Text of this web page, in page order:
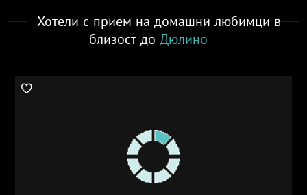
Хотели с прием на домашни любимци в
близост до Дюлино